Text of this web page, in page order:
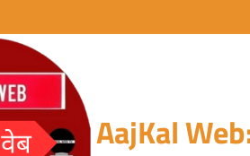
AajKal